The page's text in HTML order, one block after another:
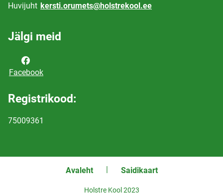
Huvijuht kersti.orumets@holstrekool.ee
Jälgi meid
Facebook
Registrikood:
75009361
Avaleht Saidikaart
Holstre Kool 2023